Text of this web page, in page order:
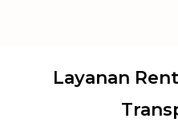
Layanan